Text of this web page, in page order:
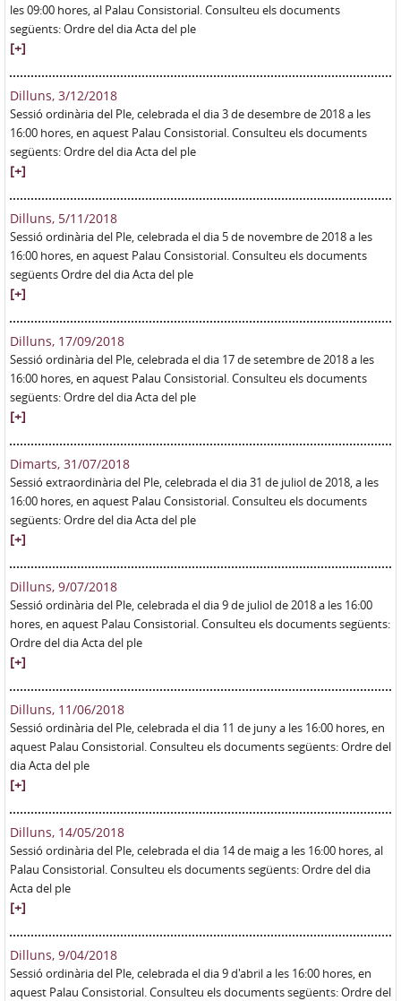
les 09:00 hores, al Palau Consistorial. Consulteu els documents
següents: Ordre del dia Acta del ple
[+]
Dilluns, 3/12/2018
Sessió ordinària del Ple, celebrada el dia 3 de desembre de 2018 a les
16:00 hores, en aquest Palau Consistorial. Consulteu els documents
següents: Ordre del dia Acta del ple
[+]
Dilluns, 5/11/2018
Sessió ordinària del Ple, celebrada el dia 5 de novembre de 2018 a les
16:00 hores, en aquest Palau Consistorial. Consulteu els documents
següents Ordre del dia Acta del ple
[+]
Dilluns, 17/09/2018
Sessió ordinària del Ple, celebrada el dia 17 de setembre de 2018 a les
16:00 hores, en aquest Palau Consistorial. Consulteu els documents
següents: Ordre del dia Acta del ple
[+]
Dimarts, 31/07/2018
Sessió extraordinària del Ple, celebrada el dia 31 de juliol de 2018, a les
16:00 hores, en aquest Palau Consistorial. Consulteu els documents
següents: Ordre del dia Acta del ple
[+]
Dilluns, 9/07/2018
Sessió ordinària del Ple, celebrada el dia 9 de juliol de 2018 a les 16:00
hores, en aquest Palau Consistorial. Consulteu els documents següents:
Ordre del dia Acta del ple
[+]
Dilluns, 11/06/2018
Sessió ordinària del Ple, celebrada el dia 11 de juny a les 16:00 hores, en
aquest Palau Consistorial. Consulteu els documents següents: Ordre del
dia Acta del ple
[+]
Dilluns, 14/05/2018
Sessió ordinària del Ple, celebrada el dia 14 de maig a les 16:00 hores, al
Palau Consistorial. Consulteu els documents següents: Ordre del dia
Acta del ple
[+]
Dilluns, 9/04/2018
Sessió ordinària del Ple, celebrada el dia 9 d'abril a les 16:00 hores, en
aquest Palau Consistorial. Consulteu els documents següents: Ordre del